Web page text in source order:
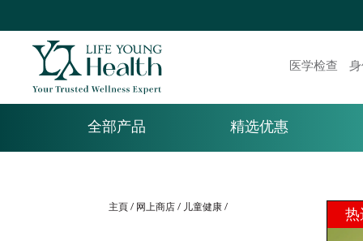
医学检查
全部产品 精选优惠
主頁 网上商店 儿童健康 热